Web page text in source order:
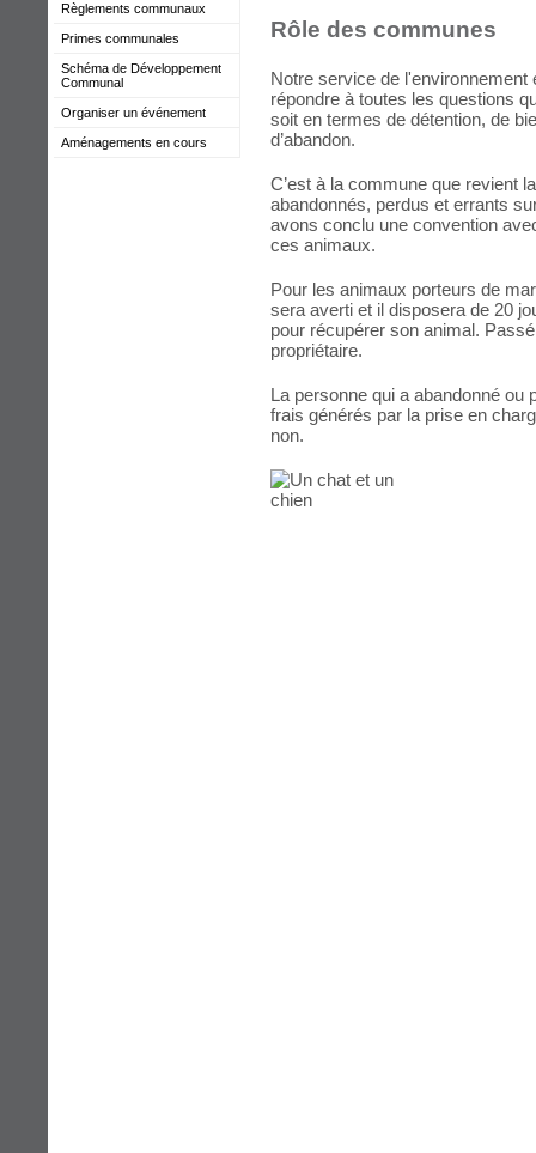
Règlements communaux
Primes communales
Schéma de Développement
Communal
Organiser un événement
Aménagements en cours
Rôle des communes
Notre service de l'environnement
répondre à toutes les questions
soit en termes de détention, de
d’abandon.
C’est à la commune que revient
abandonnés, perdus et errants
avons conclu une convention
ces animaux.
Pour les animaux porteurs de
sera averti et il disposera de 20
pour récupérer son animal.
propriétaire.
La personne qui a abandonné ou
frais générés par la prise en
non.